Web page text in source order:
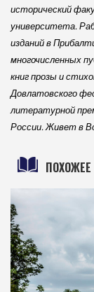
исторический
университета.
изданий в
многочисленных
книг прозы и
Довлатовского
литературной
России. Живет в
ПОХОЖЕЕ